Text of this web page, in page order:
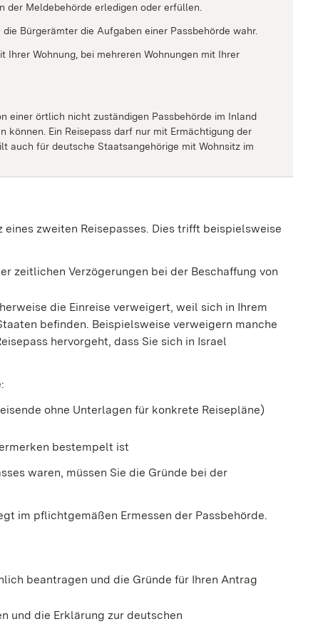
der Meldebehörde erledigen oder erfüllen.
Bürgerämter die Aufgaben einer Passbehörde wahr.
Ihrer Wohnung, bei mehreren Wohnungen mit Ihrer
einer örtlich nicht zuständigen Passbehörde im Inland
können. Ein Reisepass darf nur mit Ermächtigung der
auch für deutsche Staatsangehörige mit Wohnsitz im
zweiten Reisepasses. Dies trifft beispielsweise
zeitlichen Verzögerungen bei der Beschaffung von
die Einreise verweigert, weil sich in Ihrem
befinden. Beispielsweise verweigern manche
hervorgeht, dass Sie sich in Israel
ohne Unterlagen für konkrete Reisepläne)
bestempelt ist
waren, müssen Sie die Gründe bei der
im pflichtgemäßen Ermessen der Passbehörde.
beantragen und die Gründe für Ihren Antrag
und die Erklärung zur deutschen